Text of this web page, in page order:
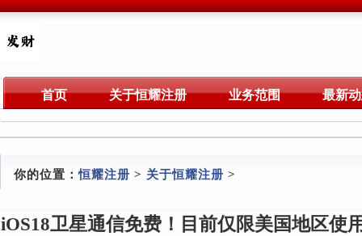
首页 关于恒耀注册 业务范围 最新
你的位置：恒耀注册 > 关于恒耀注册 >
iOS18卫星通信免费！目前仅限美国地区使